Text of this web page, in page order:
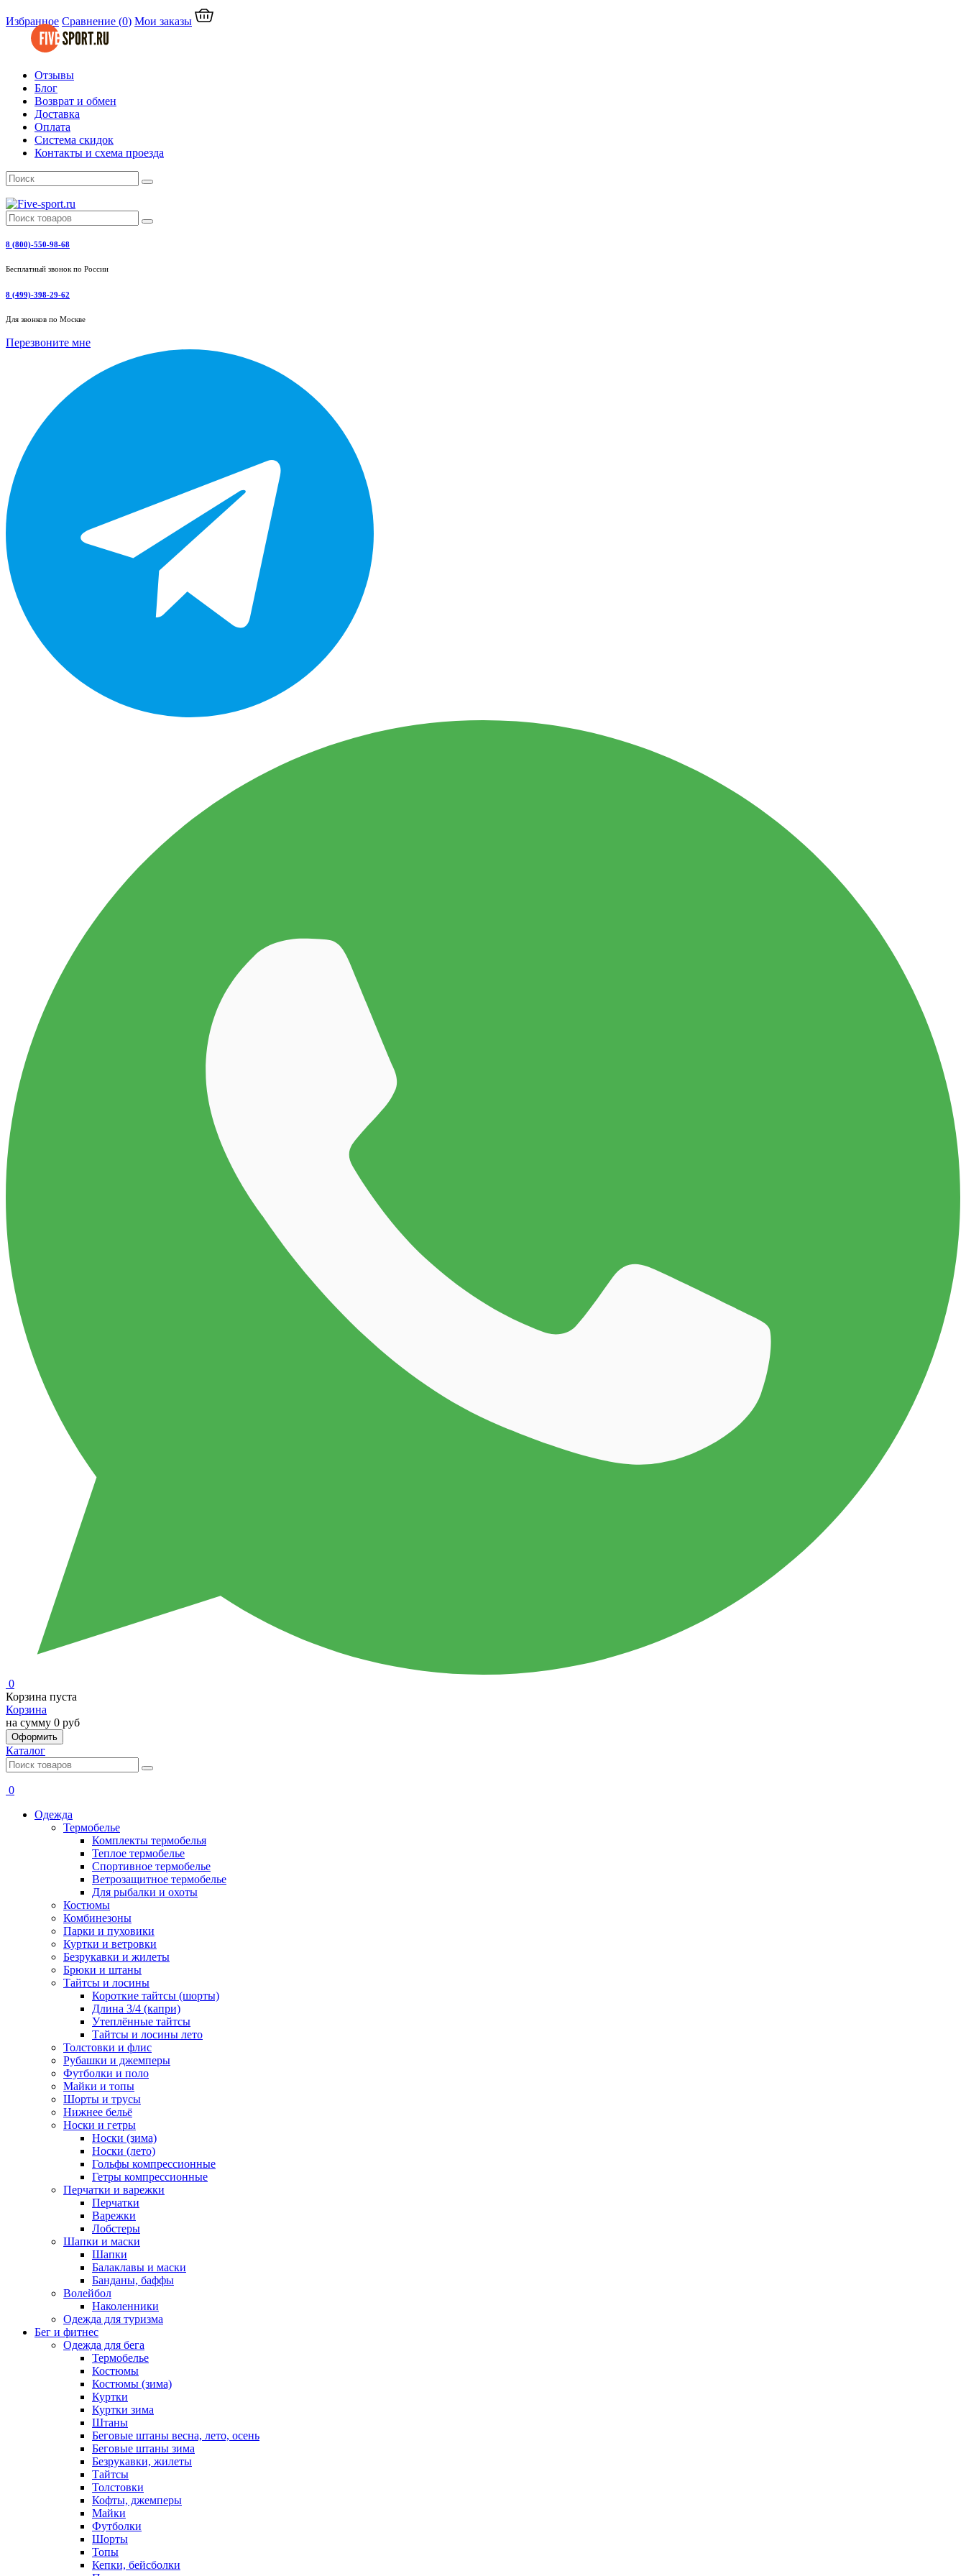
Избранное Сравнение (0) Мои заказы
Отзывы
Блог
Возврат и обмен
Доставка
Оплата
Система скидок
Контакты и схема проезда
8 (800)-550-98-68
Бесплатный звонок по России
8 (499)-398-29-62
Для звонков по Москве
Перезвоните мне
0
Корзина пуста
Корзина
на сумму 0 руб
Оформить
Каталог
0
Одежда
Термобелье
Комплекты термобелья
Теплое термобелье
Спортивное термобелье
Ветрозащитное термобелье
Для рыбалки и охоты
Костюмы
Комбинезоны
Парки и пуховики
Куртки и ветровки
Безрукавки и жилеты
Брюки и штаны
Тайтсы и лосины
Короткие тайтсы (шорты)
Длина 3/4 (капри)
Утеплённые тайтсы
Тайтсы и лосины лето
Толстовки и флис
Рубашки и джемперы
Футболки и поло
Майки и топы
Шорты и трусы
Нижнее бельё
Носки и гетры
Носки (зима)
Носки (лето)
Гольфы компрессионные
Гетры компрессионные
Перчатки и варежки
Перчатки
Варежки
Лобстеры
Шапки и маски
Шапки
Балаклавы и маски
Банданы, баффы
Волейбол
Наколенники
Одежда для туризма
Бег и фитнес
Одежда для бега
Термобелье
Костюмы
Костюмы (зима)
Куртки
Куртки зима
Штаны
Беговые штаны весна, лето, осень
Беговые штаны зима
Безрукавки, жилеты
Тайтсы
Толстовки
Кофты, джемперы
Майки
Футболки
Шорты
Топы
Кепки, бейсболки